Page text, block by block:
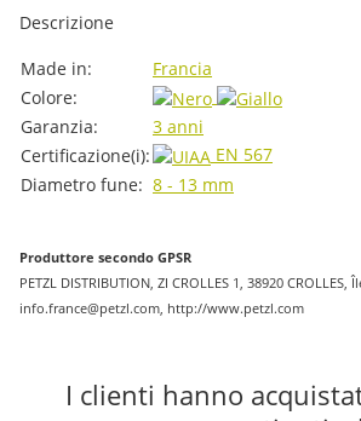
Descrizione
#productDetails.itemInformation#
#productDetails.itemValue#
Made in:
Francia
Colore:
Garanzia:
3 anni
Certificazione(i):
EN 567
Diametro fune: 8 - 13 mm
Produttore secondo GPSR
PETZL DISTRIBUTION, ZI CROLLES 1, 38920 CROLLES,
info.france@petzl.com, http://www.petzl.com
I clienti hanno